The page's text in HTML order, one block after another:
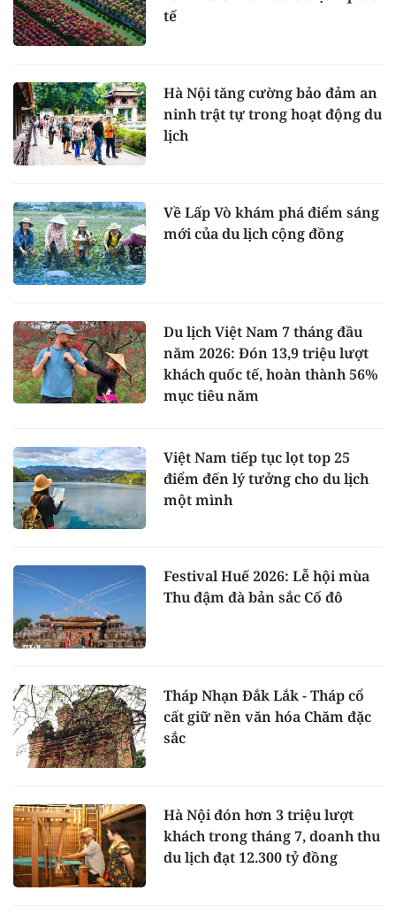
tế
Hà Nội tăng cường bảo đảm an
ninh trật tự trong hoạt động du
lịch
Về Lấp Vò khám phá điểm sáng
mới của du lịch cộng đồng
Du lịch Việt Nam 7 tháng đầu
năm 2026: Đón 13,9 triệu lượt
khách quốc tế, hoàn thành 56%
mục tiêu năm
Việt Nam tiếp tục lọt top 25
điểm đến lý tưởng cho du lịch
một mình
Festival Huế 2026: Lễ hội mùa
Thu đậm đà bản sắc Cố đô
Tháp Nhạn Đắk Lắk - Tháp cổ
cất giữ nền văn hóa Chăm đặc
sắc
Hà Nội đón hơn 3 triệu lượt
khách trong tháng 7, doanh thu
du lịch đạt 12.300 tỷ đồng